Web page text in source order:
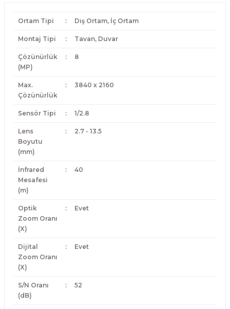
Ortam Tipi : Dış Ortam, İç Ortam
Montaj Tipi : Tavan, Duvar
Çözünürlük
(MP)
: 8
Max.
Çözünürlük
: 3840 x 2160
Sensör Tipi : 1/2.8
Lens
Boyutu
(mm)
: 2.7 - 13.5
İnfrared
Mesafesi
(m)
: 40
Optik
Zoom Oranı
(X)
: Evet
Dijital
Zoom Oranı
(X)
: Evet
S/N Oranı
(dB)
: 52